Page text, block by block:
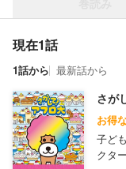
現在1話
1話から 最新話から
さが
お得
子ど
クタ